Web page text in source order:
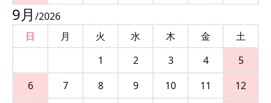
9月 /2026
日
月 火 水 木 金
土
1
2 3 4
5
6
7 8 9 10 11
12